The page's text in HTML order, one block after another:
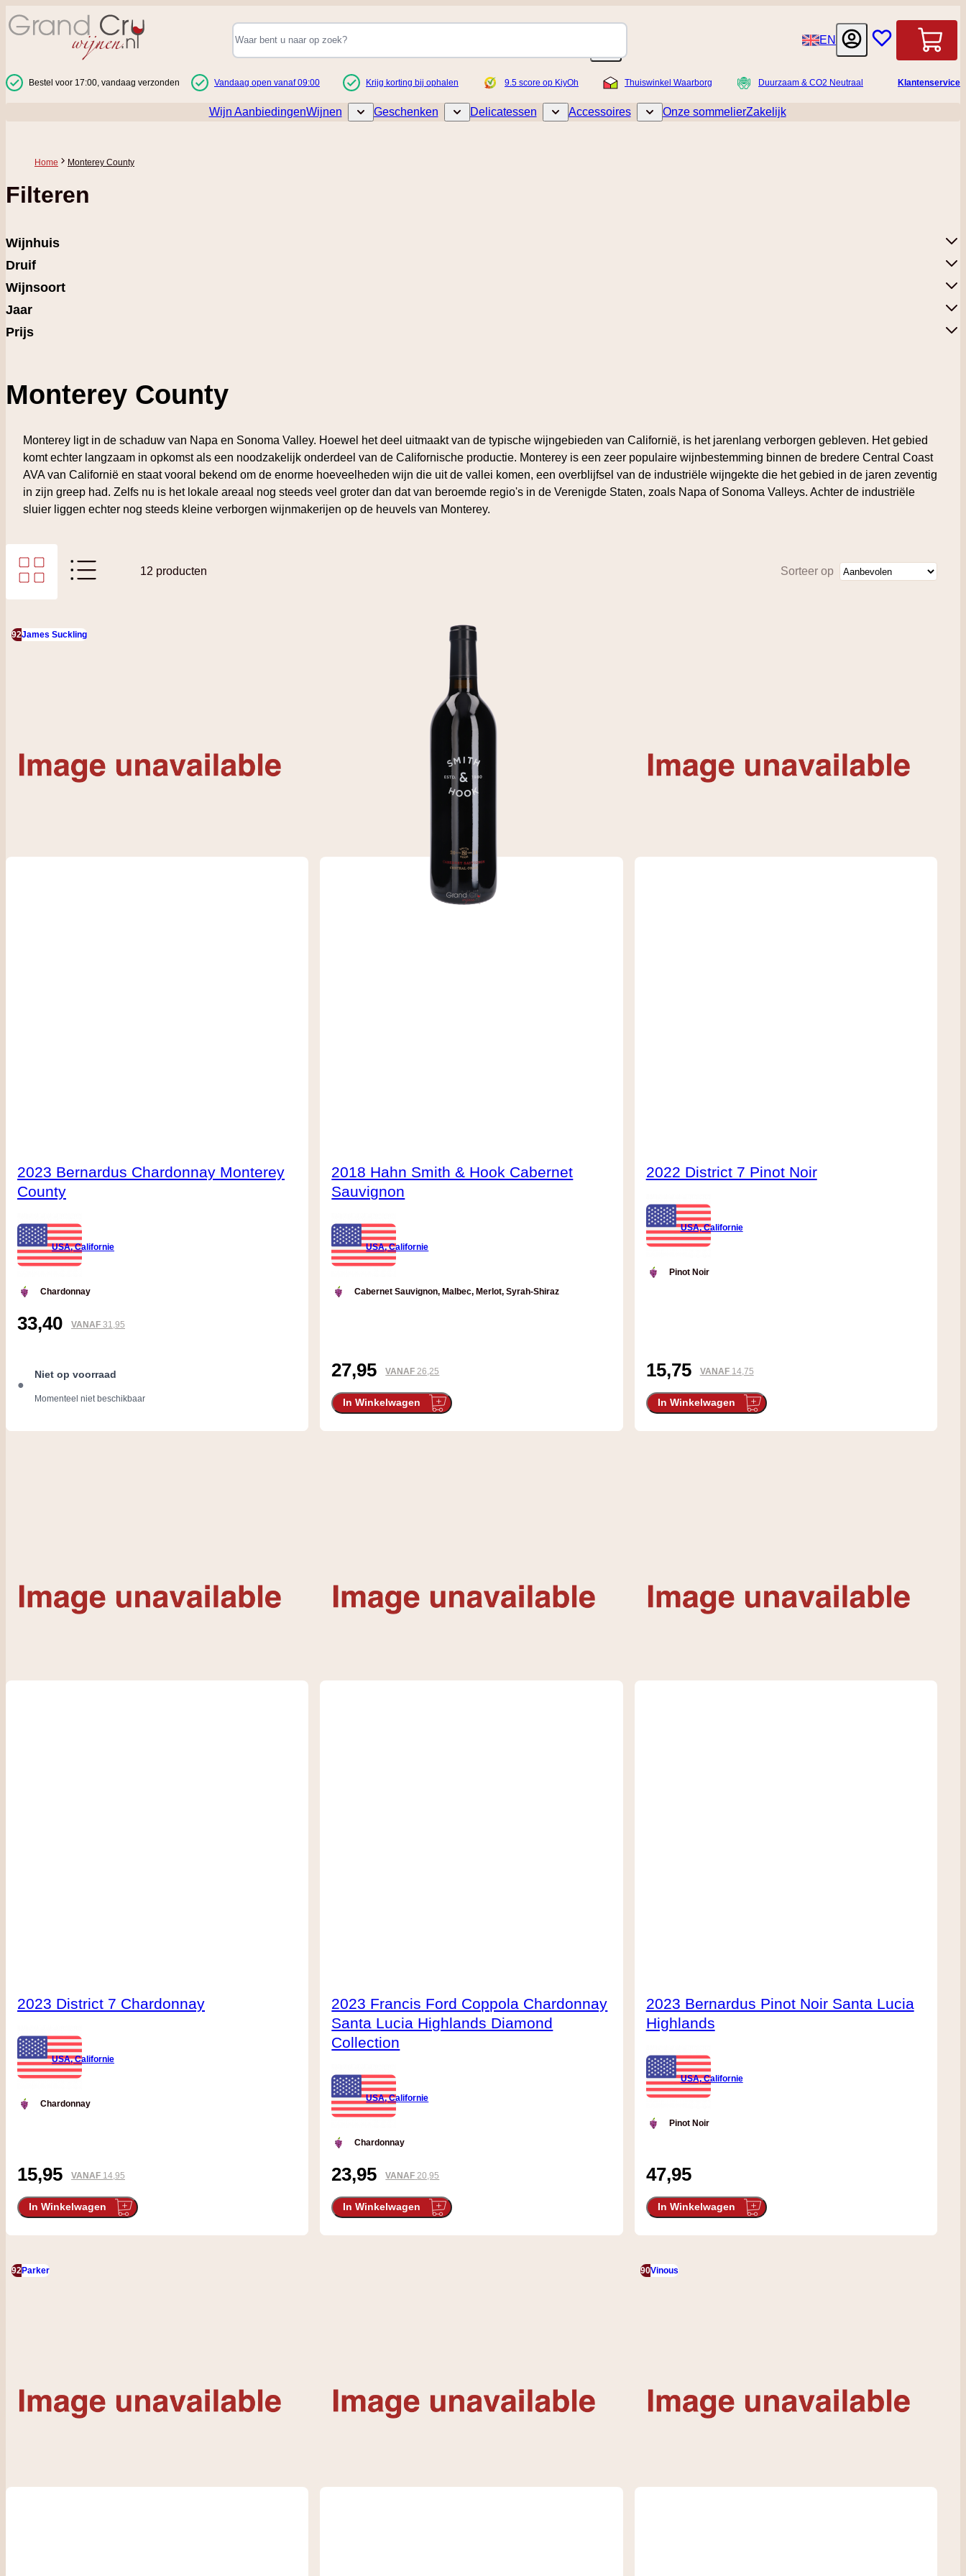
Ga naar de inhoud
TaalEN
Bestel voor 17:00, vandaag verzonden Vandaag open vanaf 09:00 Krijg korting bij ophalen 9.5 score op KiyOh Thuiswinkel Waarborg Duurzaam & CO2 Neutraal Klantenservice
Wijn AanbiedingenWijnen Toggle submenu for Wijnen
Geschenken Toggle submenu for Geschenken
Delicatessen Toggle submenu for Delicatessen
Accessoires Toggle submenu for Accessoires
Onze sommelierZakelijk
Home Monterey County
Filteren
Wijnhuis
Druif
Wijnsoort
Jaar
Prijs
Monterey County
Monterey ligt in de schaduw van Napa en Sonoma Valley. Hoewel het deel uitmaakt van de typische wijngebieden van Californië, is het jarenlang verborgen gebleven. Het gebied
komt echter langzaam in opkomst als een noodzakelijk onderdeel van de Californische productie. Monterey is een zeer populaire wijnbestemming binnen de bredere Central Coast
AVA van Californië en staat vooral bekend om de enorme hoeveelheden wijn die uit de vallei komen, een overblijfsel van de industriële wijngekte die het gebied in de jaren zeventig
in zijn greep had. Zelfs nu is het lokale areaal nog steeds veel groter dan dat van beroemde regio's in de Verenigde Staten, zoals Napa of Sonoma Valleys. Achter de industriële
sluier liggen echter nog steeds kleine verborgen wijnmakerijen op de heuvels van Monterey.
Tonen als
12 producten Sorteer op
92James Suckling
2023 Bernardus Chardonnay Monterey
County
USA, Californie
Chardonnay
33,40 VANAF 31,95
●
Niet op voorraad
Momenteel niet beschikbaar
2018 Hahn Smith & Hook Cabernet
Sauvignon
USA, Californie
Cabernet Sauvignon, Malbec, Merlot, Syrah-Shiraz
27,95 VANAF 26,25
In Winkelwagen
2022 District 7 Pinot Noir
USA, Californie
Pinot Noir
15,75 VANAF 14,75
In Winkelwagen
2023 District 7 Chardonnay
USA, Californie
Chardonnay
15,95 VANAF 14,95
In Winkelwagen
2023 Francis Ford Coppola Chardonnay
Santa Lucia Highlands Diamond
Collection
USA, Californie
Chardonnay
23,95 VANAF 20,95
In Winkelwagen
2023 Bernardus Pinot Noir Santa Lucia
Highlands
USA, Californie
Pinot Noir
47,95
In Winkelwagen
92Parker 90Vinous